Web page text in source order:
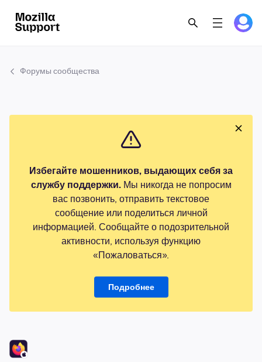
Форумы сообщества
Избегайте мошенников, выдающих себя за
службу поддержки.Мы никогда не попросим
вас позвонить, отправить текстовое
сообщение или поделиться личной
информацией. Сообщайте о подозрительной
активности, используя функцию
«Пожаловаться».
Подробнее